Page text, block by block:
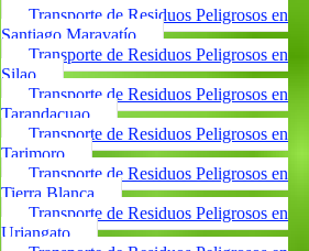
Transporte de Residuos Peligrosos en
Santiago Maravatío
Transporte de Residuos Peligrosos en
Silao
Transporte de Residuos Peligrosos en
Tarandacuao
Transporte de Residuos Peligrosos en
Tarimoro
Transporte de Residuos Peligrosos en
Tierra Blanca
Transporte de Residuos Peligrosos en
Uriangato